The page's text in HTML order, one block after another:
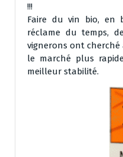
!!!
Faire du vin bio, en
réclame du temps,
vignerons ont
le marché plus
meilleur stabilité.